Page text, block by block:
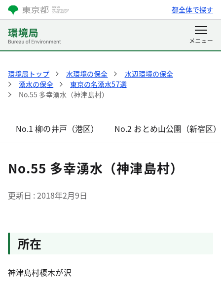
都全体で探す
環境局トップ 水環境の保全
水辺環境の保全
湧水の保全
東京の名湧水57選
No.55 多幸湧水（神津島村）
No.1 柳の井戸（港区） No.2 おとめ山公園（新宿区）
No.55 多幸湧水（神津島村）
更新日 2018年2月9日
所在
神津島村榎木が沢